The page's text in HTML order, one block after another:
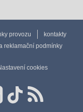
provozu
kontakty
reklamační podmínky
cookies